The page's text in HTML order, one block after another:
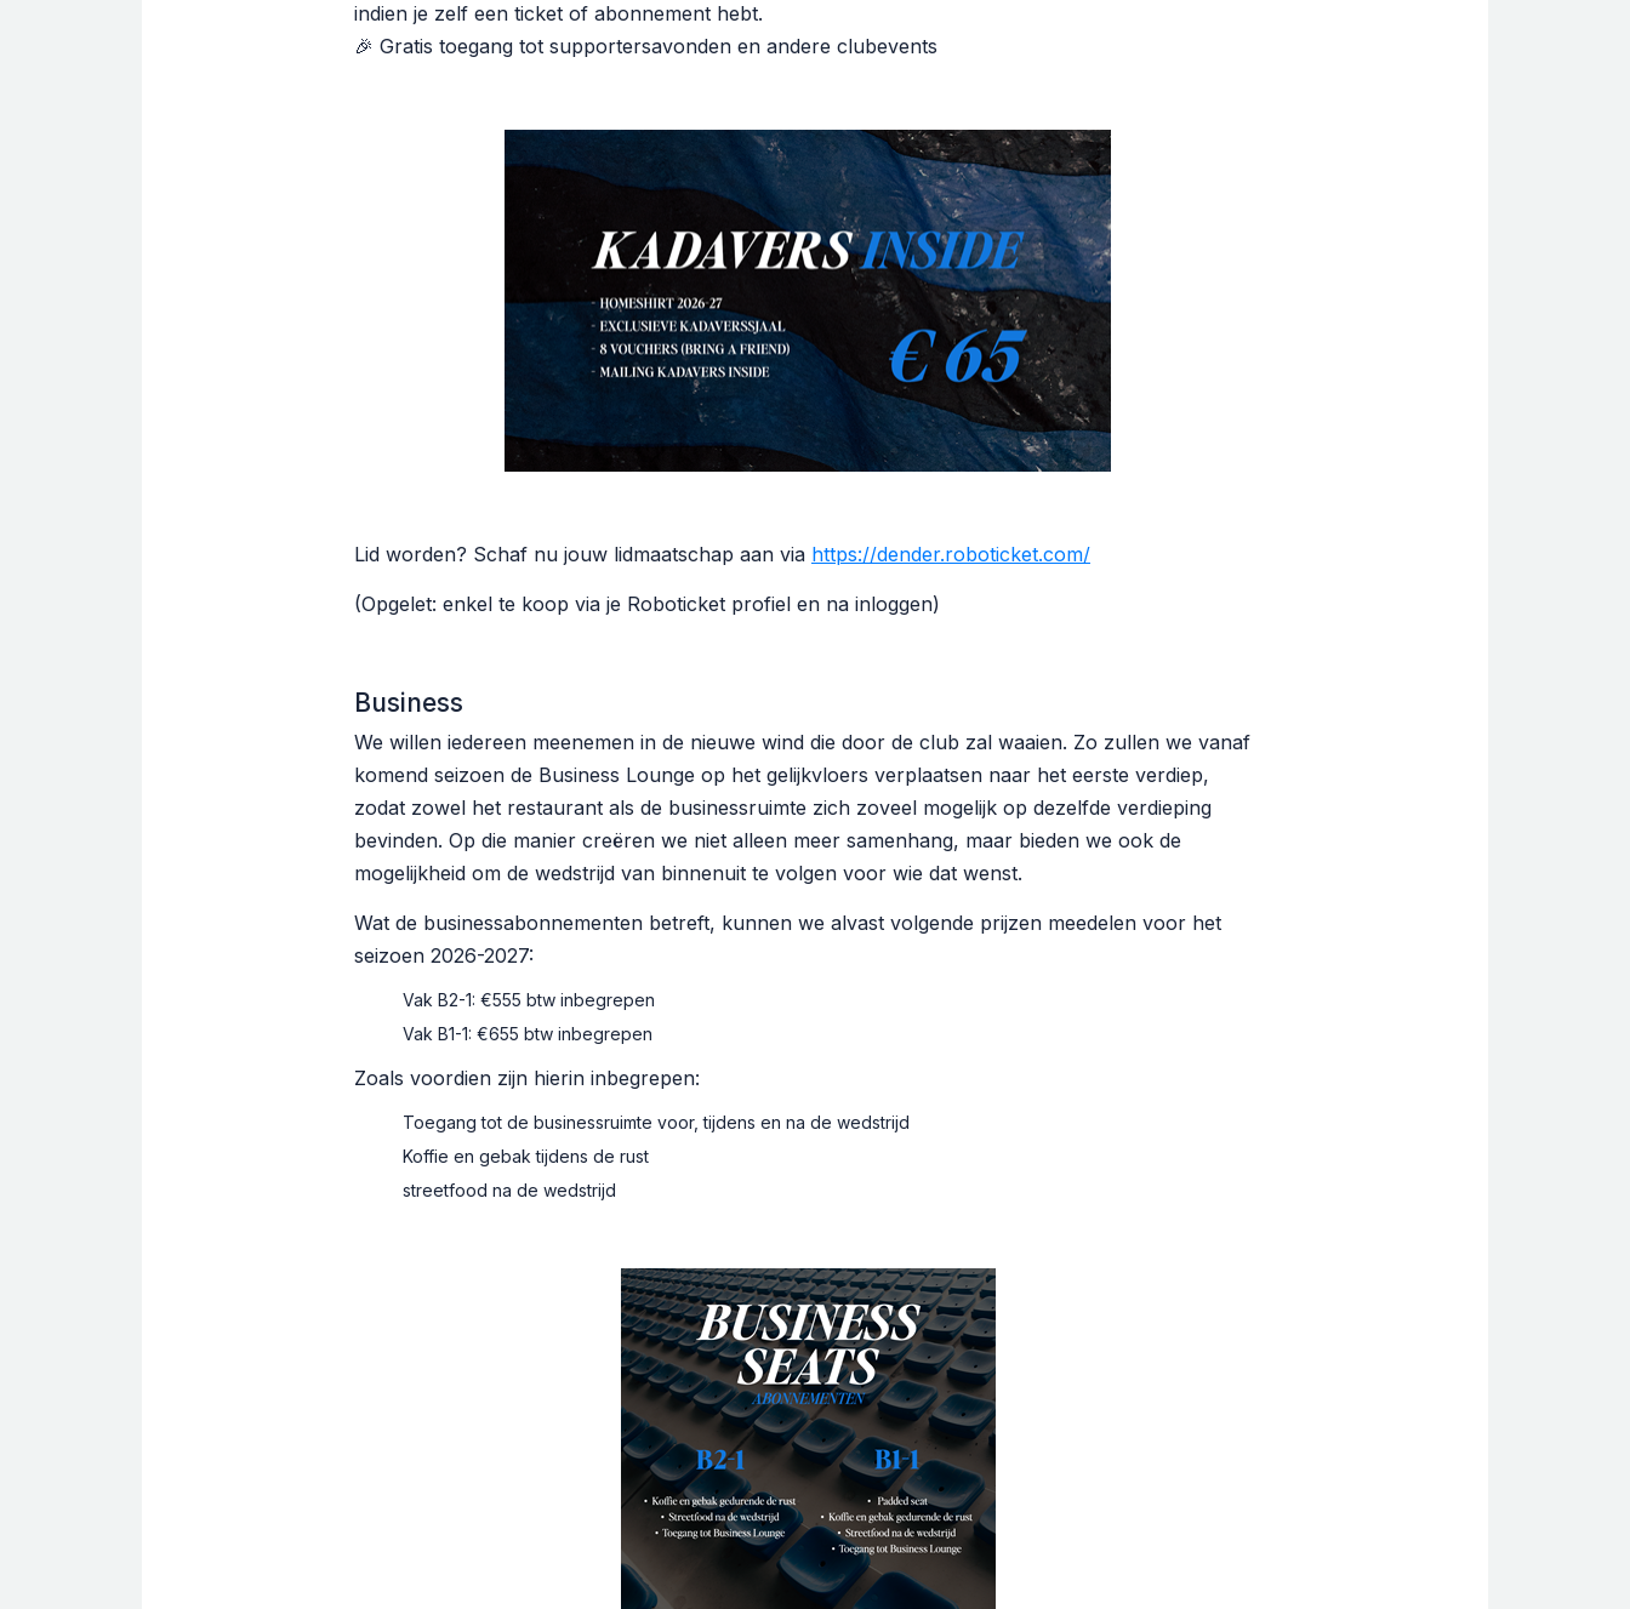
indien je zelf een ticket of abonnement hebt.
🎉 Gratis toegang tot supportersavonden en andere clubevents
Lid worden? Schaf nu jouw lidmaatschap aan via https://dender.roboticket.com/
(Opgelet: enkel te koop via je Roboticket profiel en na inloggen)
Business
We willen iedereen meenemen in de nieuwe wind die door de club zal waaien. Zo zullen we vanaf
komend seizoen de Business Lounge op het gelijkvloers verplaatsen naar het eerste verdiep,
zodat zowel het restaurant als de businessruimte zich zoveel mogelijk op dezelfde verdieping
bevinden. Op die manier creëren we niet alleen meer samenhang, maar bieden we ook de
mogelijkheid om de wedstrijd van binnenuit te volgen voor wie dat wenst.
Wat de businessabonnementen betreft, kunnen we alvast volgende prijzen meedelen voor het
seizoen 2026-2027:
Vak B2-1: €555 btw inbegrepen
Vak B1-1: €655 btw inbegrepen
Zoals voordien zijn hierin inbegrepen:
Toegang tot de businessruimte voor, tijdens en na de wedstrijd
Koffie en gebak tijdens de rust
streetfood na de wedstrijd